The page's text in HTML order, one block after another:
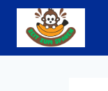
Zum
Inhalt
springen